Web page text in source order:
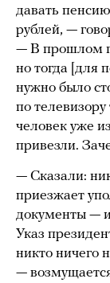
давать
рублей, —
— В прошлом
но тогда [для
нужно было
по
человек уже
привезли.
— Сказали:
приезжает
документы —
Указ
никто ничего
—